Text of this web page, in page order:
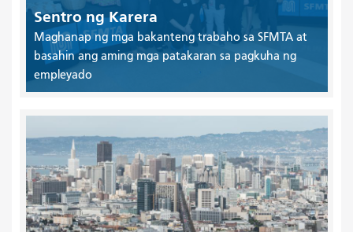
Sentro ng Karera
Maghanap ng mga bakanteng trabaho sa SFMTA at
basahin ang aming mga patakaran sa pagkuha ng
empleyado